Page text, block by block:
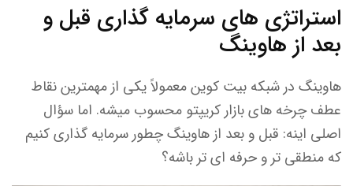
‏استراتژی های سرمایه گذاری قبل و
بعد از هاوینگ
هاوینگ در شبکه ‌بیت کوین معمولاً یکی از مهمترین نقاط
عطف چرخه های بازار کریپتو محسوب میشه. اما سؤال
اصلی اینه: قبل و بعد از هاوینگ چطور سرمایه گذاری کنیم
که منطقی تر و حرفه ای تر باشه؟